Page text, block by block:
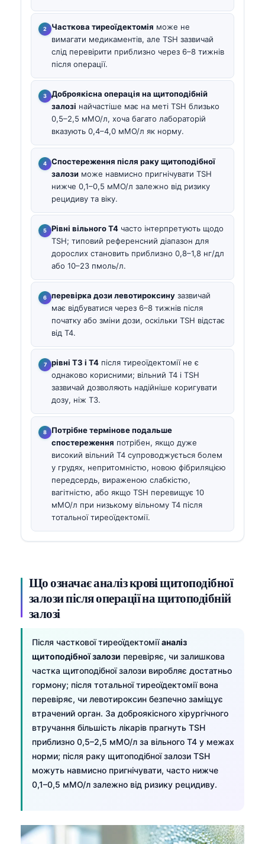
Часткова тиреоїдектомія може не
вимагати медикаментів, але TSH зазвичай
слід перевірити приблизно через 6–8 тижнів
після операції.
Доброякісна операція на щитоподібній
залозі найчастіше має на меті TSH близько
0,5–2,5 мМО/л, хоча багато лабораторій
вказують 0,4–4,0 мМО/л як норму.
Спостереження після раку щитоподібної
залози може навмисно пригнічувати TSH
нижче 0,1–0,5 мМО/л залежно від ризику
рецидиву та віку.
Рівні вільного T4 часто інтерпретують щодо
TSH; типовий референсний діапазон для
дорослих становить приблизно 0,8–1,8 нг/дл
або 10–23 пмоль/л.
перевірка дози левотироксину зазвичай
має відбуватися через 6–8 тижнів після
початку або зміни дози, оскільки TSH відстає
від T4.
рівні T3 і T4 після тиреоїдектомії не є
однаково корисними; вільний T4 і TSH
зазвичай дозволяють надійніше коригувати
дозу, ніж T3.
Потрібне термінове подальше
спостереження потрібен, якщо дуже
високий вільний T4 супроводжується болем
у грудях, непритомністю, новою фібриляцією
передсердь, вираженою слабкістю,
вагітністю, або якщо TSH перевищує 10
мМО/л при низькому вільному T4 після
тотальної тиреоїдектомії.
Що означає аналіз крові щитоподібної
залози після операції на щитоподібній
залозі
Після часткової тиреоїдектоміїаналіз
щитоподібної залози перевіряє, чи залишкова
частка щитоподібної залози виробляє достатньо
гормону; після тотальної тиреоїдектомії вона
перевіряє, чи левотироксин безпечно заміщує
втрачений орган. За доброякісного хірургічного
втручання більшість лікарів прагнуть TSH
приблизно 0,5–2,5 мМО/л за вільного T4 у межах
норми; після раку щитоподібної залози TSH
можуть навмисно пригнічувати, часто нижче
0,1–0,5 мМО/л залежно від ризику рецидиву.